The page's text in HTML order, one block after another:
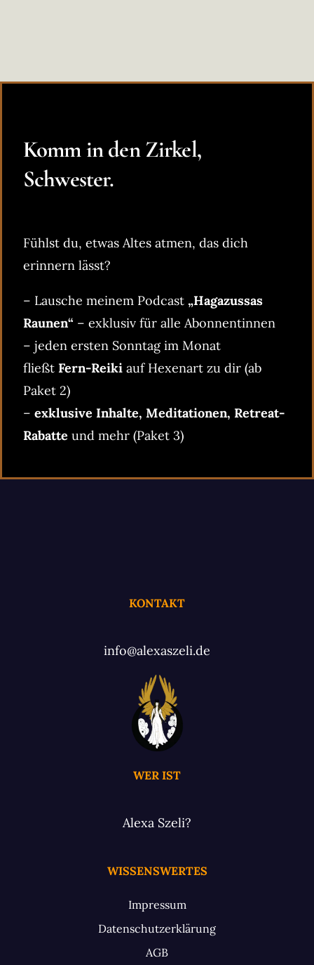
Komm in den Zirkel,
Schwester.
Fühlst du, etwas Altes atmen, das dich
erinnern lässt?
– Lausche meinem Podcast „Hagazussas
Raunen“ – exklusiv für alle Abonnentinnen
– jeden ersten Sonntag im Monat
fließt Fern-Reiki auf Hexenart zu dir (ab
Paket 2)
– exklusive Inhalte, Meditationen, Retreat-
Rabatte und mehr (Paket 3)
KONTAKT
info@alexaszeli.de
WER IST
Alexa Szeli?
WISSENSWERTES
Impressum
Datenschutzerklärung
AGB